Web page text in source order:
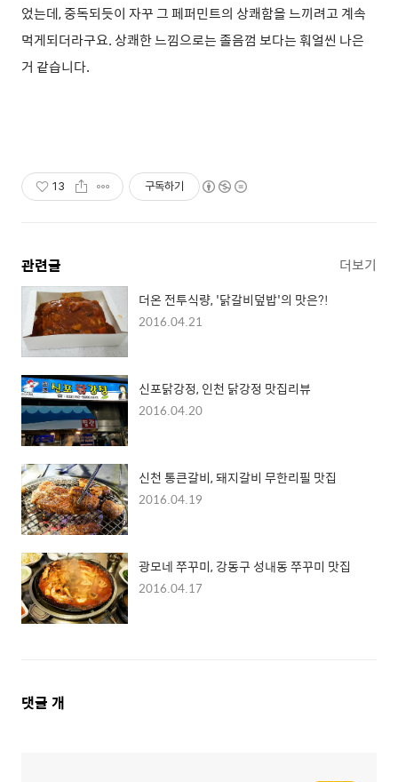
었는데, 중독되듯이 자꾸 그 페퍼민트의 상쾌함을 느끼려고 계속
먹게되더라구요. 상쾌한 느낌으로는 졸음껌 보다는 훠얼씬 나은
거 같습니다.
13 구독하기
관련글 더보기
더온 전투식량, '닭갈비덮밥'의 맛은?!
2016.04.21
신포닭강정, 인천 닭강정 맛집리뷰
2016.04.20
신천 통큰갈비, 돼지갈비 무한리필 맛집
2016.04.19
광모네 쭈꾸미, 강동구 성내동 쭈꾸미 맛집
2016.04.17
댓
댓글 개